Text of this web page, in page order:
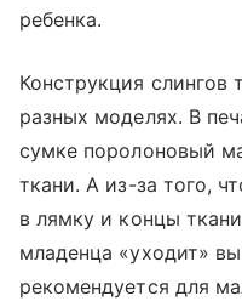
ребенка.
Конструкция слингов
разных моделях. В
сумке поролоновый
ткани. А из-за того,
в лямку и концы
младенца «уходит»
рекомендуется для